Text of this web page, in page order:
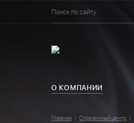
О КОМПАНИИ
Главная Справочный центр